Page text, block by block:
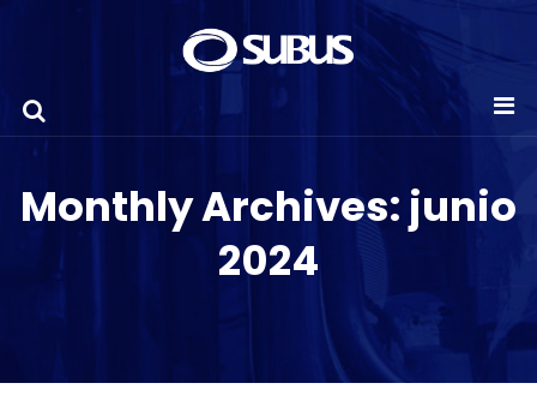
Monthly Archives: junio
2024